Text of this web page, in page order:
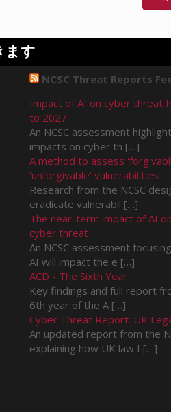
ます
NCSC Threat Reports
Impact of AI on cyber threat
to 2027
An NCSC assessment
impacts on cyber th […]
A method to assess
'unforgivable' vulnerabilities
Research from the NCSC
eradicate vulnerabil […]
The near-term impact of AI
cyber threat
An NCSC assessment
AI will impact the e […]
ACD - The Sixth Year
Key findings and full report
6th year of the A […]
Cyber Threat Report: UK
An updated report from the
explaining how UK law f […]